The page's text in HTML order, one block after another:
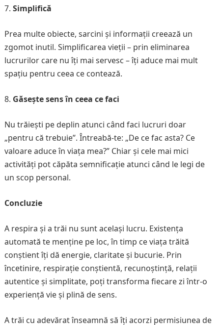
Simplifică
Prea multe obiecte, sarcini și informații creează un
zgomot inutil. Simplificarea vieții – prin eliminarea
lucrurilor care nu îți mai servesc – îți aduce mai mult
spațiu pentru ceea ce contează.
Găsește sens în ceea ce faci
Nu trăiești pe deplin atunci când faci lucruri doar
„pentru că trebuie”. Întreabă-te: „De ce fac asta? Ce
valoare aduce în viața mea?” Chiar și cele mai mici
activități pot căpăta semnificație atunci când le legi de
un scop personal.
Concluzie
A respira și a trăi nu sunt același lucru. Existența
automată te menține pe loc, în timp ce viața trăită
conștient îți dă energie, claritate și bucurie. Prin
încetinire, respirație conștientă, recunoștință, relații
autentice și simplitate, poți transforma fiecare zi într-o
experiență vie și plină de sens.
A trăi cu adevărat înseamnă să îți acorzi permisiunea de